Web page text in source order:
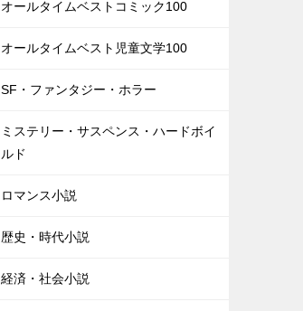
オールタイムベストコミック100
オールタイムベスト児童文学100
SF・ファンタジー・ホラー
ミステリー・サスペンス・ハードボイ
ルド
ロマンス小説
歴史・時代小説
経済・社会小説